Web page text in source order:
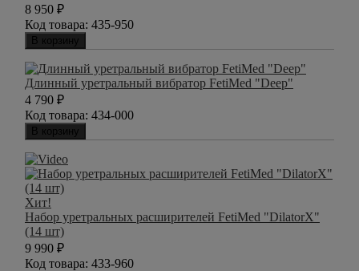
8 950 ₽
Код товара: 435-950
В корзину
Длинный уретральный вибратор FetiMed "Deep"
4 790 ₽
Код товара: 434-000
В корзину
Хит!
Набор уретральных расширителей FetiMed "DilatorX"
(14 шт)
9 990 ₽
Код товара: 433-960